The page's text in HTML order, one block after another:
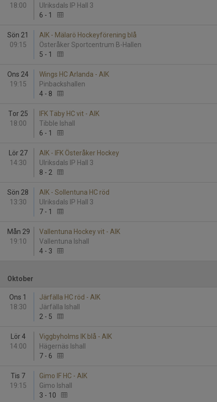
18:00
Ulriksdals IP Hall 3
6 - 1
Sön 21
09:15
AIK - Mälarö Hockeyförening blå
Österåker Sportcentrum B-Hallen
5 - 1
Ons 24
19:15
Wings HC Arlanda - AIK
Pinbackshallen
4 - 8
Tor 25
18:00
IFK Täby HC vit - AIK
Tibble Ishall
6 - 1
Lör 27
14:30
AIK - IFK Österåker Hockey
Ulriksdals IP Hall 3
8 - 2
Sön 28
13:30
AIK - Sollentuna HC röd
Ulriksdals IP Hall 3
7 - 1
Mån 29
19:10
Vallentuna Hockey vit - AIK
Vallentuna Ishall
4 - 3
Oktober
Ons 1
18:30
Järfälla HC röd - AIK
Järfälla Ishall
2 - 5
Lör 4
14:00
Viggbyholms IK blå - AIK
Hägernäs Ishall
7 - 6
Tis 7
19:15
Gimo IF HC - AIK
Gimo Ishall
3 - 10